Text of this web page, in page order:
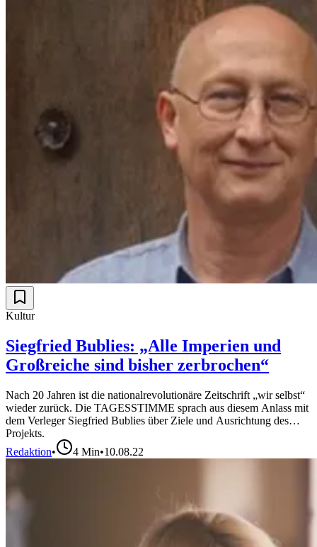
Kultur
Siegfried Bublies: „Alle Imperien und
Großreiche sind bisher zerbrochen“
Nach 20 Jahren ist die nationalrevolutionäre Zeitschrift „wir selbst“
wieder zurück. Die TAGESSTIMME sprach aus diesem Anlass mit
dem Verleger Siegfried Bublies über Ziele und Ausrichtung des
Projekts.
Redaktion• 4 Min•10.08.22